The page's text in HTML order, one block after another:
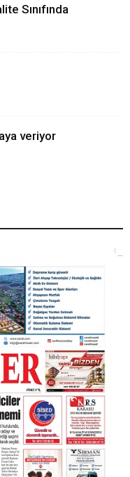
Sınıfında
veriyor